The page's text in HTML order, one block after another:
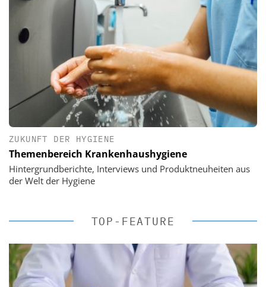
ZUKUNFT DER HYGIENE
Themenbereich Krankenhaushygiene
Hintergrundberichte, Interviews und Produktneuheiten aus
der Welt der Hygiene
TOP-FEATURE